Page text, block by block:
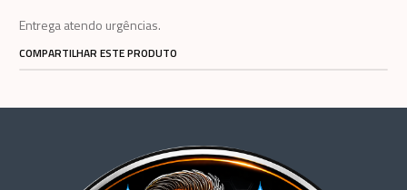
Entrega atendo urgências.
COMPARTILHAR ESTE PRODUTO